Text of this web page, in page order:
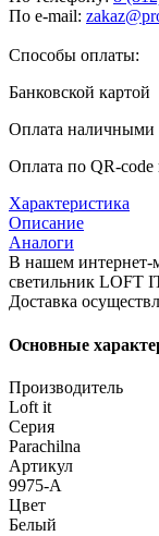
По e-mail:
Способы оплаты:
Банковской картой
Оплата наличными
Оплата по QR-
Характеристика
Описание
Аналоги
В нашем интернет-
светильник LOFT
Доставка
Основные
Производитель
Loft it
Серия
Parachilna
Артикул
9975-A
Цвет
Белый